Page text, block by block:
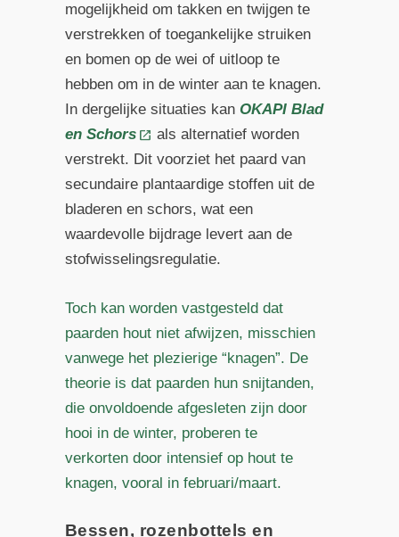
mogelijkheid om takken en twijgen te
verstrekken of toegankelijke struiken
en bomen op de wei of uitloop te
hebben om in de winter aan te knagen.
In dergelijke situaties kan OKAPI Blad
en Schors
als alternatief worden
verstrekt. Dit voorziet het paard van
secundaire plantaardige stoffen uit de
bladeren en schors, wat een
waardevolle bijdrage levert aan de
stofwisselingsregulatie.
Toch kan worden vastgesteld dat
paarden hout niet afwijzen, misschien
vanwege het plezierige “knagen”. De
theorie is dat paarden hun snijtanden,
die onvoldoende afgesleten zijn door
hooi in de winter, proberen te
verkorten door intensief op hout te
knagen, vooral in februari/maart.
Bessen, rozenbottels en